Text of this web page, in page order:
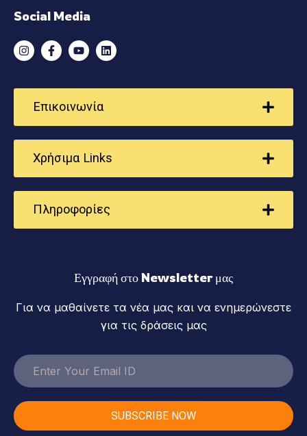
Social Media
Επικοινωνία
Χρήσιμα Links
Πληροφορίες
Εγγραφή στο Newsletter μας
Για να μαθαίνετε τα νέα μας και να ενημερώνεστε
για τις δράσεις μας
SUBSCRIBE NOW